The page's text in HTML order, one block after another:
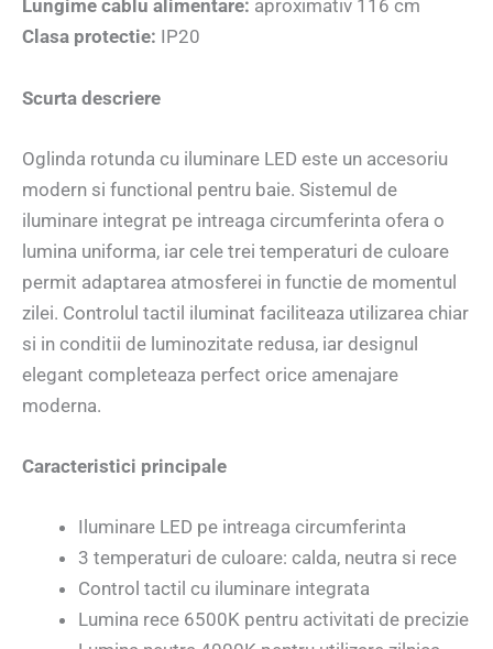
Lungime cablu alimentare: aproximativ 116 cm
Clasa protectie: IP20
Scurta descriere
Oglinda rotunda cu iluminare LED este un accesoriu
modern si functional pentru baie. Sistemul de
iluminare integrat pe intreaga circumferinta ofera o
lumina uniforma, iar cele trei temperaturi de culoare
permit adaptarea atmosferei in functie de momentul
zilei. Controlul tactil iluminat faciliteaza utilizarea chiar
si in conditii de luminozitate redusa, iar designul
elegant completeaza perfect orice amenajare
moderna.
Caracteristici principale
Iluminare LED pe intreaga circumferinta
3 temperaturi de culoare: calda, neutra si rece
Control tactil cu iluminare integrata
Lumina rece 6500K pentru activitati de precizie